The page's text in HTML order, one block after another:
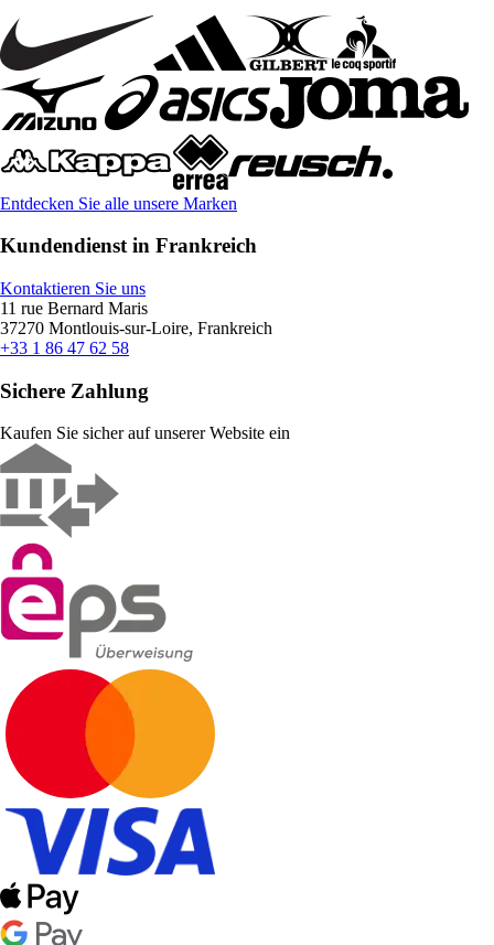
Entdecken Sie alle unsere Marken
Kundendienst in Frankreich
Kontaktieren Sie uns
11 rue Bernard Maris
37270 Montlouis-sur-Loire, Frankreich
+33 1 86 47 62 58
Sichere Zahlung
Kaufen Sie sicher auf unserer Website ein